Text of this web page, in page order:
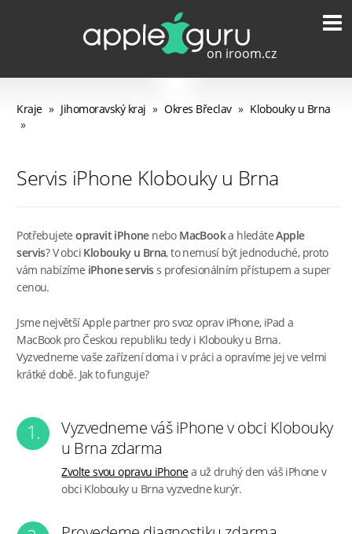
Kraje » Jihomoravský kraj » Okres Břeclav » Klobouky u Brna
»
Servis iPhone Klobouky u Brna
Potřebujeteopravit iPhonenebo MacBooka hledáteApple
servis? V obci Klobouky u Brna, to nemusí být jednoduché, proto
vám nabízíme iPhone serviss profesionálním přístupem a super
cenou.
Jsme největší Apple partner pro svoz oprav iPhone, iPad a
MacBook pro Českou republiku tedy i Klobouky u Brna.
Vyzvedneme vaše zařízení doma i v práci a opravíme jej ve velmi
krátké době. Jak to funguje?
1.
Vyzvedneme váš iPhone v obci Klobouky
u Brna zdarma
Zvolte svou opravu iPhonea už druhý den váš iPhone v
obci Klobouky u Brna vyzvedne kurýr.